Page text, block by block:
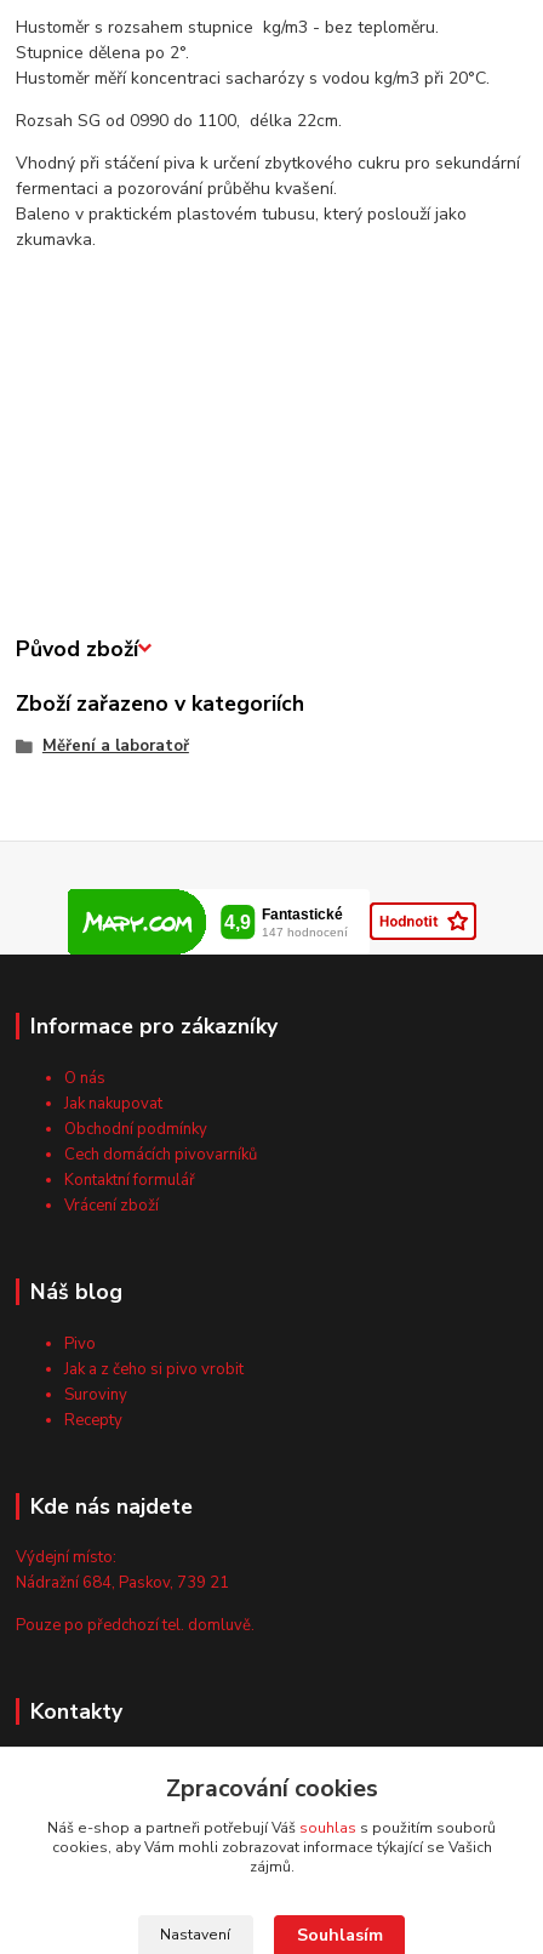
Hustoměr s rozsahem stupnice kg/m3 - bez teploměru.
Stupnice dělena po 2°.
Hustoměr měří koncentraci sacharózy s vodou kg/m3 při 20°C.
Rozsah SG od 0990 do 1100, délka 22cm.
Vhodný při stáčení piva k určení zbytkového cukru pro sekundární
fermentaci a pozorování průběhu kvašení.
Baleno v praktickém plastovém tubusu, který poslouží jako
zkumavka.
Původ zboží
Zboží zařazeno v kategoriích
Měření a laboratoř
Informace pro zákazníky
O nás
Jak nakupovat
Obchodní podmínky
Cech domácích pivovarníků
Kontaktní formulář
Vrácení zboží
Náš blog
Pivo
Jak a z čeho si pivo vrobit
Suroviny
Recepty
Kde nás najdete
Výdejní místo:
Nádražní 684, Paskov, 739 21
Pouze po předchozí tel. domluvě.
Kontakty
+420 735 044 675
info@vyrobtesipivo.cz
Zpracování cookies
Náš e-shop a partneři potřebují Váš souhlas s použitím souborů
cookies, aby Vám mohli zobrazovat informace týkající se Vašich
zájmů.
Nastavení Souhlasím